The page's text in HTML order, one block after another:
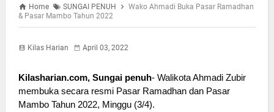
Home SUNGAI PENUH
Wako Ahmadi Buka Pasar Ramadhan
& Pasar Mambo Tahun 2022
Kilas Harian April 03, 2022
Kilasharian.com, Sungai penuh- Walikota Ahmadi Zubir
membuka secara resmi Pasar Ramadhan dan Pasar
Mambo Tahun 2022, Minggu (3/4).